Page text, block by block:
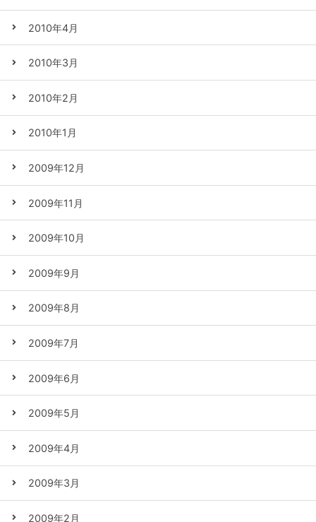
2010年4月
2010年3月
2010年2月
2010年1月
2009年12月
2009年11月
2009年10月
2009年9月
2009年8月
2009年7月
2009年6月
2009年5月
2009年4月
2009年3月
2009年2月